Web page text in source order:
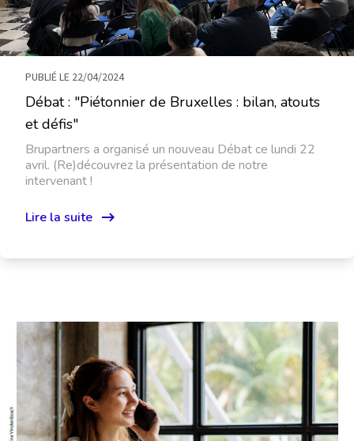
Débat : "Piétonnier de Bruxelles : bilan, atouts
et défis"
Brupartners a organisé un nouveau Débat ce lundi 22
avril. (Re)découvrez la présentation de notre
intervenant !
PUBLIÉ LE 22/04/2024
Lire la suite